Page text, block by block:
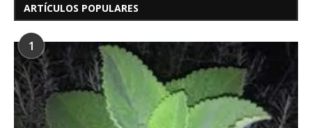
ARTÍCULOS POPULARES
1